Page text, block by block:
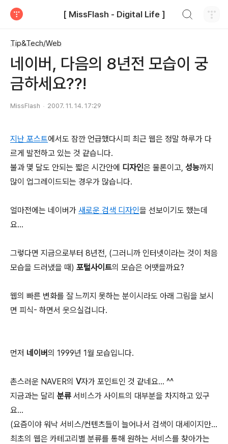
[ MissFlash - Digital Life ]
Tip&Tech/Web
네이버, 다음의 8년전 모습이 궁
금하세요??!
MissFlash 2007. 11. 14. 17:29
지난 포스트에서도 잠깐 언급했다시피 최근 웹은 정말 하루가 다
르게 발전하고 있는 것 같습니다.
불과 몇 달도 안되는 짧은 시간안에 디자인은 물론이고, 성능까지
많이 업그레이드되는 경우가 많습니다.
얼마전에는 네이버가 새로운 검색 디자인을 선보이기도 했는데
요...
그렇다면 지금으로부터 8년전, (그러니까 인터넷이라는 것이 처음
모습을 드러냈을 때) 포털사이트의 모습은 어땟을까요?
웹의 빠른 변화를 잘 느끼지 못하는 분이시라도 아래 그림을 보시
면 피식- 하면서 웃으실겁니다.
먼저 네이버의 1999년 1월 모습입니다.
촌스러운 NAVER의 V자가 포인트인 것 같네요... ^^
지금과는 달리 분류 서비스가 사이트의 대부분을 차지하고 있구
요...
(요즘이야 워낙 서비스/컨텐츠들이 늘어나서 검색이 대세이지만...
최초의 웹은 카테고리별 분류를 통해 원하는 서비스를 찾아가는